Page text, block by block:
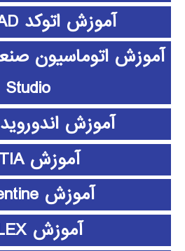
آموزش اتوکد AUTOCAD
Studio
آموزش اندوروید android
آموزش CATIA
آموزش clementine
آموزش CPLEX